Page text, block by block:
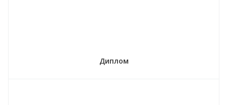
Диплом